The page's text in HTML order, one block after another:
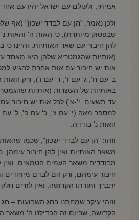
אמיתי, ולעולם עם ישראל יהיו עם אחד
ולכן נאמר: "הן עם לבדד ישכון" (אף
שבפסוק מיותרת), כי האות ה' והאות נ'
להן חיבור עם שאר האותיות. והיינו כי
(אותיות שהגמטריא שלהן היא מאחד
אות יש חיבור עם אות אחרת להגיע
ב' עם ח', ג' עם ז', ד' עם ו'), ורק האות
באותיות של העשרות (אותיות
עד תשעים: י'-צ') לכל אות יש חיבור
למספר מאה (י' עם צ', כ' עם פ', ל' עם
האות נ' בודדה.
וזהו: "הן עם לבדד ישכון", שכמו
משאר האותיות ואין להן חיבור
מבודדים משאר העמים הטמאים,
חיבור עימהם, ורק הם לבדם מיוחדים
יתברך ותורתו הקדושה, ואין לזרים
וזוהי עיקר שמחתנו בחג השבועות –
הקדושה, שביום זה הבדילנו ה' משאר